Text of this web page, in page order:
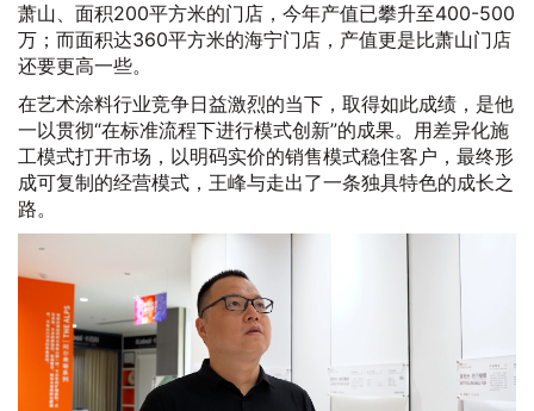
萧山、面积200平方米的门店，今年产值已攀升至400-500
万；而面积达360平方米的海宁门店，产值更是比萧山门店
还要更高一些。
在艺术涂料行业竞争日益激烈的当下，取得如此成绩，是他
一以贯彻“在标准流程下进行模式创新”的成果。用差异化施
工模式打开市场，以明码实价的销售模式稳住客户，最终形
成可复制的经营模式，王峰与走出了一条独具特色的成长之
路。